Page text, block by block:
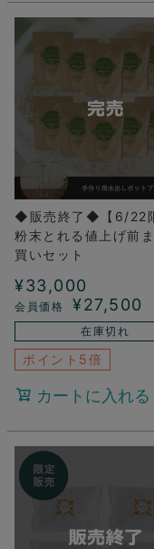
◆販売終了◆【6/22
粉末とれる値上げ前
買いセット
¥33,000
¥27,500
在庫切れ
ポイント5倍
カートに入れる